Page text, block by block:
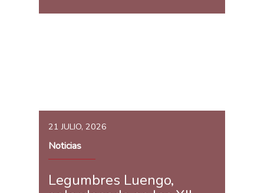
21 JULIO, 2026
Noticias
Legumbres Luengo,